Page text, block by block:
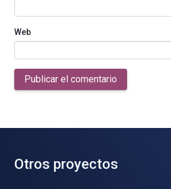
Web
Publicar el comentario
Otros proyectos